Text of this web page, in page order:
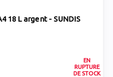
18 L argent - SUNDIS
EN
RUPTURE
DE STOCK